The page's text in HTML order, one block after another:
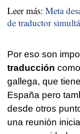
Leer más: Meta
de traductor
Por eso son
traducción
gallega, que
España pero
desde otros
una reunión